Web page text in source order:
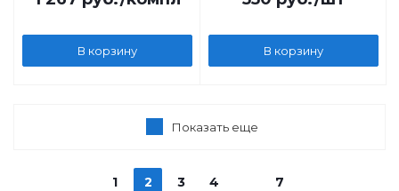
В корзину В корзину
Показать еще
1 2 3 4 7